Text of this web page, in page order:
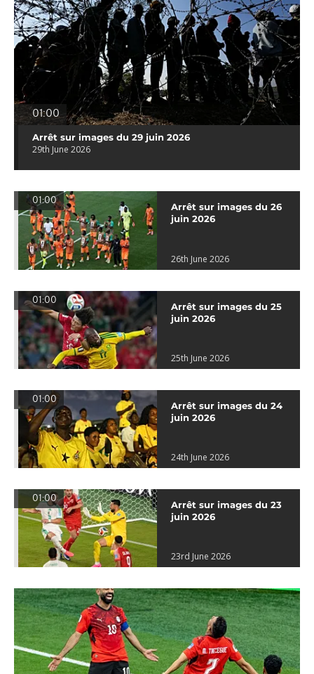
01:00
Arrêt sur images du 29 juin 2026
29th June 2026
01:00
Arrêt sur images du 26
juin 2026
26th June 2026
01:00
Arrêt sur images du 25
juin 2026
25th June 2026
01:00
Arrêt sur images du 24
juin 2026
24th June 2026
01:00
Arrêt sur images du 23
juin 2026
23rd June 2026